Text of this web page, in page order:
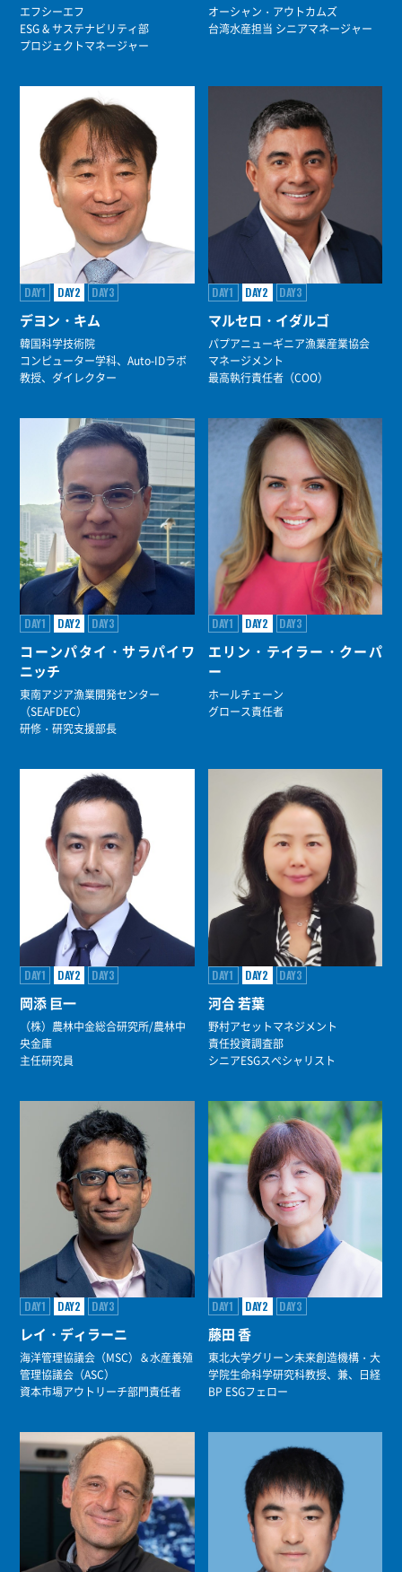
エフシーエフ
ESG & サステナビリティ部
プロジェクトマネージャー
オーシャン・アウトカムズ
台湾水産担当 シニアマネージャー
DAY1 DAY2 DAY3
デヨン・キム
韓国科学技術院
コンピューター学科、Auto-IDラボ
教授、ダイレクター
DAY1 DAY2 DAY3
マルセロ・イダルゴ
パプアニューギニア漁業産業協会
マネージメント
最高執行責任者（COO）
DAY1 DAY2 DAY3
コーンパタイ・サラパイワ
ニッチ
東南アジア漁業開発センター
（SEAFDEC）
研修・研究支援部長
DAY1 DAY2 DAY3
エリン・テイラー・クーパ
ー
ホールチェーン
グロース責任者
DAY1 DAY2 DAY3
岡添 巨一
（株）農林中金総合研究所/農林中
央金庫
主任研究員
DAY1 DAY2 DAY3
河合 若葉
野村アセットマネジメント
責任投資調査部
シニアESGスぺシャリスト
DAY1 DAY2 DAY3
レイ・ディラーニ
海洋管理協議会（MSC）＆水産養殖
管理協議会（ASC）
資本市場アウトリーチ部門責任者
DAY1 DAY2 DAY3
藤田 香
東北大学グリーン未来創造機構・大
学院生命科学研究科教授、兼、日経
BP ESGフェロー